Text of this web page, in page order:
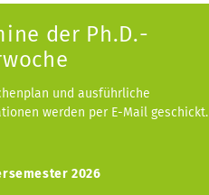
der Ph.D.-
und ausführliche
werden per E-Mail geschickt.
2026